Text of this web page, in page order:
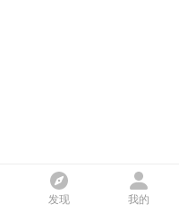
发现 我的